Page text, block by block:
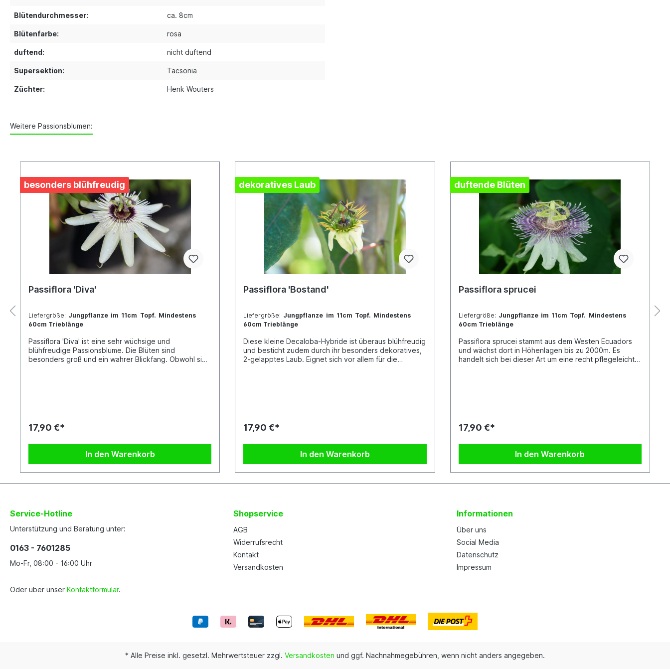
Blütendurchmesser: ca. 8cm
Blütenfarbe: rosa
duftend: nicht duftend
Supersektion: Tacsonia
Züchter: Henk Wouters
Weitere Passionsblumen:
besonders blühfreudig
Passiflora 'Diva'
Liefergröße: Jungpflanze im 11cm Topf. Mindestens
60cm Trieblänge
Passiflora 'Diva' ist eine sehr wüchsige und
blühfreudige Passionsblume. Die Blüten sind
besonders groß und ein wahrer Blickfang. Obwohl sie
17,90 €*
In den Warenkorb
dekoratives Laub
Passiflora 'Bostand'
Liefergröße: Jungpflanze im 11cm Topf. Mindestens
60cm Trieblänge
Diese kleine Decaloba-Hybride ist überaus blühfreudig
und besticht zudem durch ihr besonders dekoratives,
2-gelapptes Laub. Eignet sich vor allem für die
17,90 €*
In den Warenkorb
duftende Blüten
Passiflora sprucei
Liefergröße: Jungpflanze im 11cm Topf. Mindestens
60cm Trieblänge
Passiflora sprucei stammt aus dem Westen Ecuadors
und wächst dort in Höhenlagen bis zu 2000m. Es
handelt sich bei dieser Art um eine recht pflegeleichte
die Pflanzen in etwa aussehen, wenn du sie erhältst.
17,90 €*
In den Warenkorb
Service-Hotline
Unterstützung und Beratung unter:
0163 - 7601285
Mo-Fr, 08:00 - 16:00 Uhr
Oder über unser Kontaktformular.
Shopservice
AGB
Widerrufsrecht
Kontakt
Versandkosten
Informationen
Über uns
Social Media
Datenschutz
Impressum
* Alle Preise inkl. gesetzl. Mehrwertsteuer zzgl. Versandkosten und ggf. Nachnahmegebühren, wenn nicht anders angegeben.